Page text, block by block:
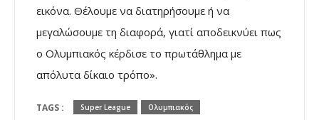
εικόνα. Θέλουμε να διατηρήσουμε ή να
μεγαλώσουμε τη διαφορά, γιατί αποδεικνύει πως
ο Ολυμπιακός κέρδισε το πρωτάθλημα με
απόλυτα δίκαιο τρόπο».
TAGS : Super League Ολυμπιακός